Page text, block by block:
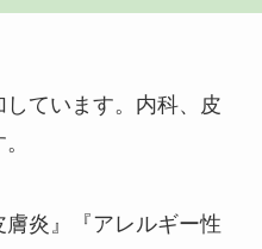
ています。内科、皮
膚炎』『アレルギー性